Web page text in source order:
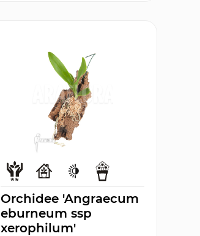
Orchidee 'Angraecum
eburneum ssp
xerophilum'